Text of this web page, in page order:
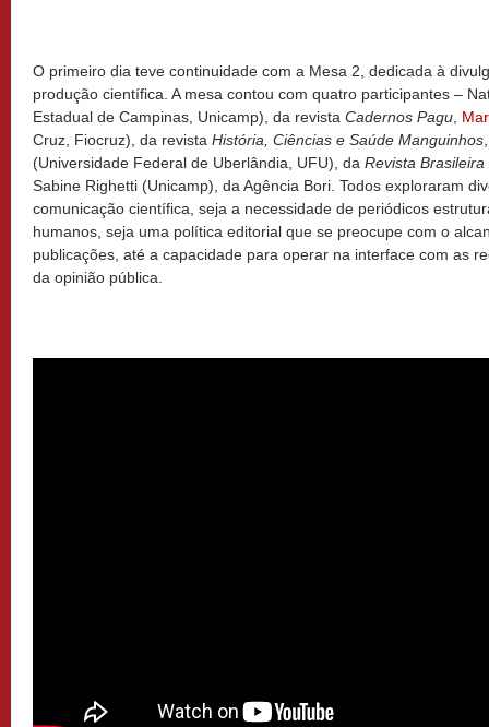
O primeiro dia teve continuidade com a Mesa 2, dedicada à
produção científica. A mesa contou com quatro participantes –
Estadual de Campinas, Unicamp), da revista Cadernos Pagu
Cruz, Fiocruz), da revista História, Ciências e Saúde Manguinhos
(Universidade Federal de Uberlândia, UFU), da Revista
Sabine Righetti (Unicamp), da Agência Bori. Todos exploraram
comunicação científica, seja a necessidade de periódicos
humanos, seja uma política editorial que se preocupe com o
publicações, até a capacidade para operar na interface com as
da opinião pública.